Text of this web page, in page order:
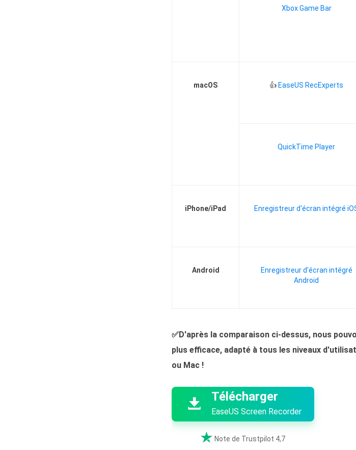
Xbox Game Bar
macOS 👍 EaseUS RecExperts
QuickTime Player
iPhone/iPad Enregistreur d'écran intégré
Android
Enregistreur d'écran intégré
Android
✅D'après la comparaison ci-dessus, nous
plus efficace, adapté à tous les niveaux
ou Mac !

 Télécharger
EaseUS Screen Recorder
 Note de Trustpilot 4,7